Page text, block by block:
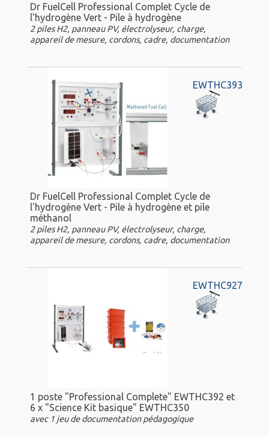
Dr FuelCell Professional Complet Cycle de
l'hydrogène Vert - Pile à hydrogène
2 piles H2, panneau PV, électrolyseur, charge,
appareil de mesure, cordons, cadre, documentation
EWTHC393
Dr FuelCell Professional Complet Cycle de
l'hydrogène Vert - Pile à hydrogène et pile
méthanol
2 piles H2, panneau PV, électrolyseur, charge,
appareil de mesure, cordons, cadre, documentation
EWTHC927
1 poste "Professional Complete" EWTHC392 et
6 x "Science Kit basique" EWTHC350
avec 1 jeu de documentation pédagogique